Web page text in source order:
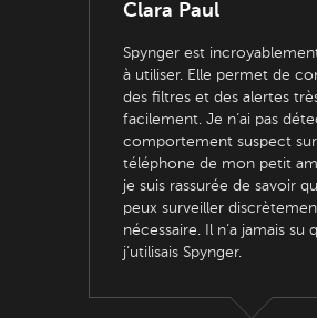
Clara Paul
Spynger est
à utiliser. Elle permet de
des filtres et des alertes
facilement. Je n’ai pas
comportement suspect
téléphone de mon petit
je suis rassurée de savoir
peux surveiller
nécessaire. Il n’a jamais su
j’utilisais Spynger.